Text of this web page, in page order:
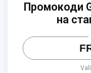
Промокоди
на